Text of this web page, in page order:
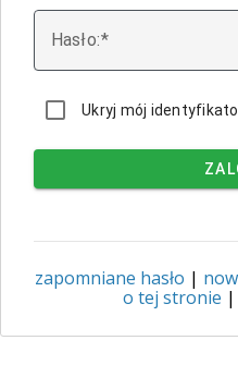
Hasło:
Ukryj mój
zapomniane hasło |
o tej stronie |